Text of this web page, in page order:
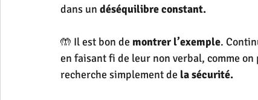
dans un déséquilibre constant.
🤲 Il est bon de montrer l’exemple.
en faisant fi de leur non verbal, comme
recherche simplement de la sécurité.